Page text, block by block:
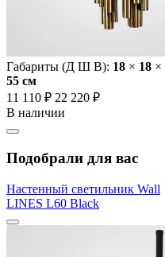
Габариты (Д Ш В): 18 × 18 ×
55 cм
11 110 ₽ 22 220 ₽
В наличии
Подобрали для вас
Настенный светильник Wall
LINES L60 Black